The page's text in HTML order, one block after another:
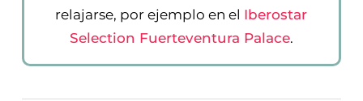
relajarse, por ejemplo en el Iberostar
Selection Fuerteventura Palace.